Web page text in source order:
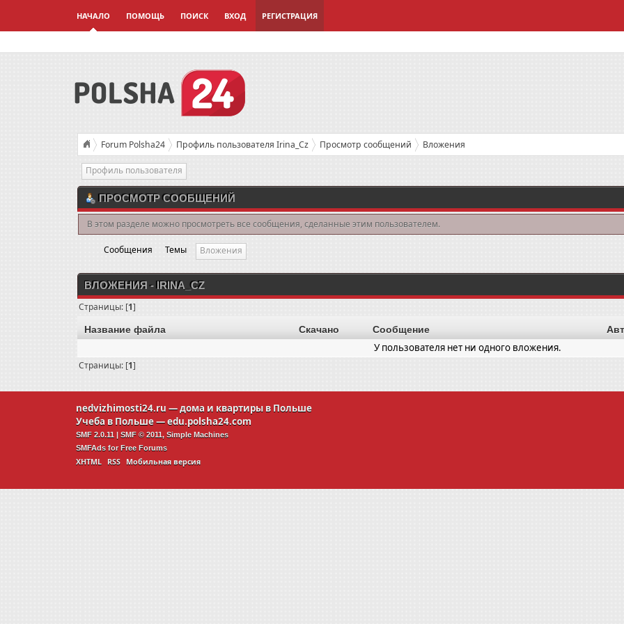
НАЧАЛО ПОМОЩЬ ПОИСК ВХОД РЕГИСТРАЦИЯ
Forum Polsha24 Профиль пользователя Irina_Cz Просмотр сообщений Вложения
Профиль пользователя
ПРОСМОТР СООБЩЕНИЙ
В этом разделе можно просмотреть все сообщения, сделанные этим пользователем.
Сообщения Темы Вложения
ВЛОЖЕНИЯ - IRINA_CZ
Страницы: [1]
Название файла Скачано Сообщение
У пользователя нет ни одного вложения.
Страницы: [1]
nedvizhimosti24.ru — дома и квартиры в Польше
Учеба в Польше —edu.polsha24.com
SMF 2.0.11 |SMF © 2011,Simple Machines
SMFAds forFree Forums
XHTML RSS Мобильная версия